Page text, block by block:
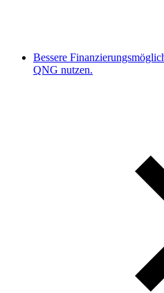
Bessere
QNG nutzen.